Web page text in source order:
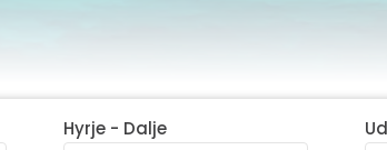
Hyrje - Dalje